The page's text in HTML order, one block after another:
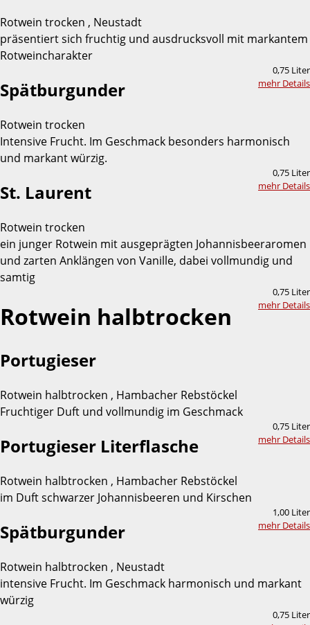
Rotwein trocken , Neustadt
präsentiert sich fruchtig und ausdrucksvoll mit markantem
Rotweincharakter
0,75 Liter
mehr Details
Spätburgunder
Rotwein trocken
Intensive Frucht. Im Geschmack besonders harmonisch
und markant würzig.
0,75 Liter
mehr Details
St. Laurent
Rotwein trocken
ein junger Rotwein mit ausgeprägten Johannisbeeraromen
und zarten Anklängen von Vanille, dabei vollmundig und
samtig
0,75 Liter
mehr Details
Rotwein halbtrocken
Portugieser
Rotwein halbtrocken , Hambacher Rebstöckel
Fruchtiger Duft und vollmundig im Geschmack
0,75 Liter
mehr Details
Portugieser Literflasche
Rotwein halbtrocken , Hambacher Rebstöckel
im Duft schwarzer Johannisbeeren und Kirschen
1,00 Liter
mehr Details
Spätburgunder
Rotwein halbtrocken , Neustadt
intensive Frucht. Im Geschmack harmonisch und markant
würzig
0,75 Liter